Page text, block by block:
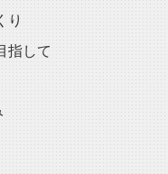
り
指して